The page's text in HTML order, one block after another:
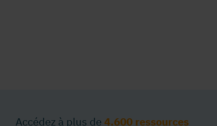
Accédez à plus de 4.600 ressources